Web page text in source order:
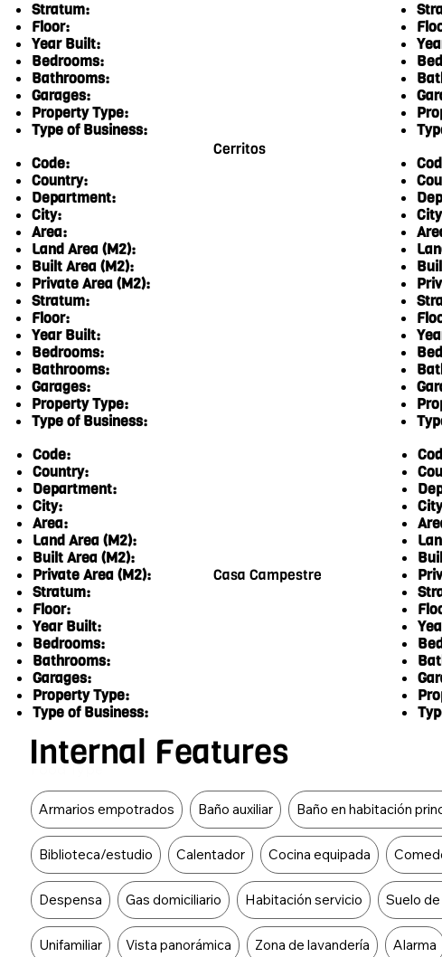
Internal Features
Food Type
Armarios empotrados Baño auxiliar Baño en habitación
Biblioteca/estudio Calentador Cocina equipada
Despensa Gas domiciliario Habitación servicio Suelo
Unifamiliar Vista panorámica Zona de lavandería Alarma
Stratum:
Floor:
Year Built:
Bedrooms:
Bathrooms:
Garages:
Property Type:
Type of Business:
Code:
Country:
Department:
City:
Area:
Land Area (M2):
Built Area (M2):
Private Area (M2):
Stratum:
Floor:
Year Built:
Bedrooms:
Bathrooms:
Garages:
Property Type:
Type of Business:
Cerritos
Code:
Country:
Department:
City:
Area:
Land Area (M2):
Built Area (M2):
Private Area (M2):
Stratum:
Floor:
Year Built:
Bedrooms:
Bathrooms:
Garages:
Property Type:
Type of Business:
Casa Campestre